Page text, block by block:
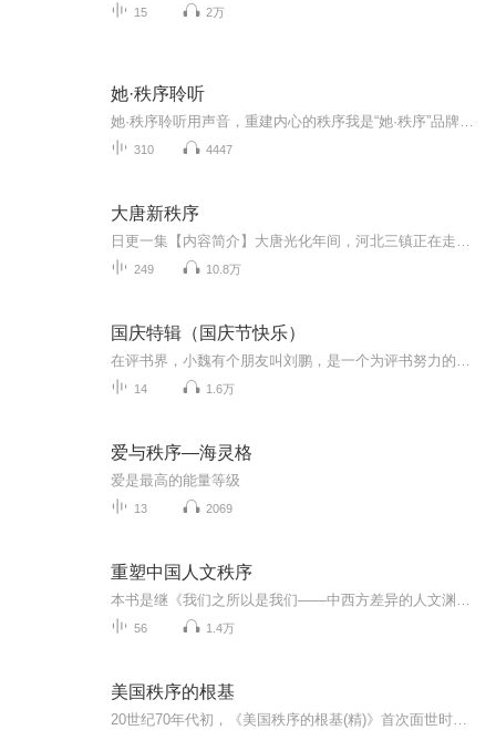
15 2万
她·秩序聆听
310 4447
大唐新秩序
249 10.8万
国庆特辑（国庆节快乐）
14 1.6万
爱与秩序—海灵格
爱是最高的能量等级
13 2069
重塑中国人文秩序
56 1.4万
美国秩序的根基